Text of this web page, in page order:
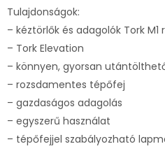
Tulajdonságok:
– kéztörlők és adagolók Tork M1
– Tork Elevation
– könnyen, gyorsan
– rozsdamentes tépőfej
– gazdaságos adagolás
– egyszerű használat
– tépőfejjel szabályozható